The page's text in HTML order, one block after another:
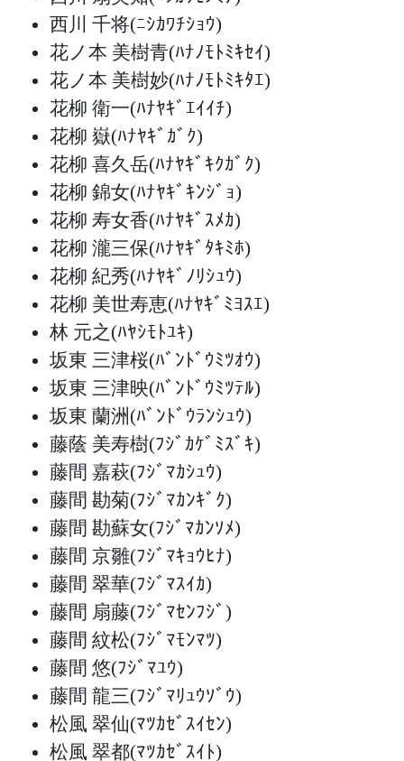
西川 千将(ﾆｼｶﾜﾁｼｮｳ)
花ノ本 美樹青(ﾊﾅﾉﾓﾄﾐｷｾｲ)
花ノ本 美樹妙(ﾊﾅﾉﾓﾄﾐｷﾀｴ)
花柳 衛一(ﾊﾅﾔｷﾞｴｲｲﾁ)
花柳 嶽(ﾊﾅﾔｷﾞｶﾞｸ)
花柳 喜久岳(ﾊﾅﾔｷﾞｷｸｶﾞｸ)
花柳 錦女(ﾊﾅﾔｷﾞｷﾝｼﾞｮ)
花柳 寿女香(ﾊﾅﾔｷﾞｽﾒｶ)
花柳 瀧三保(ﾊﾅﾔｷﾞﾀｷﾐﾎ)
花柳 紀秀(ﾊﾅﾔｷﾞﾉﾘｼｭｳ)
花柳 美世寿恵(ﾊﾅﾔｷﾞﾐﾖｽｴ)
林 元之(ﾊﾔｼﾓﾄﾕｷ)
坂東 三津桜(ﾊﾞﾝﾄﾞｳﾐﾂｵｳ)
坂東 三津映(ﾊﾞﾝﾄﾞｳﾐﾂﾃﾙ)
坂東 蘭洲 (ﾊﾞﾝﾄﾞｳﾗﾝｼｭｳ)
藤蔭 美寿樹(ﾌｼﾞｶｹﾞﾐｽﾞｷ)
藤間 嘉萩(ﾌｼﾞﾏｶｼｭｳ)
藤間 勘菊(ﾌｼﾞﾏｶﾝｷﾞｸ)
藤間 勘蘇女(ﾌｼﾞﾏｶﾝｿﾒ)
藤間 京雛(ﾌｼﾞﾏｷｮｳﾋﾅ)
藤間 翠華(ﾌｼﾞﾏｽｲｶ)
藤間 扇藤(ﾌｼﾞﾏｾﾝﾌｼﾞ)
藤間 紋松(ﾌｼﾞﾏﾓﾝﾏﾂ)
藤間 悠(ﾌｼﾞﾏﾕｳ)
藤間 龍三(ﾌｼﾞﾏﾘｭｳｿﾞｳ)
松風 翠仙(ﾏﾂｶｾﾞｽｲｾﾝ)
松風 翠都(ﾏﾂｶｾﾞｽｲﾄ)